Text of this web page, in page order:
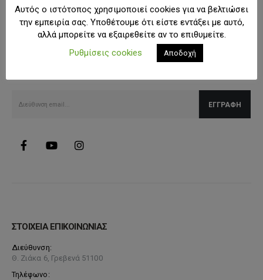
Λάβετε όλες τις τελευταίες πληροφορίες για εκπτώσεις και
ΣΤΟΙΧΕΙΑ ΕΠΙΚΟΙΝΩΝΙΑΣ
Διεύθυνση:
Θ. Ζιάκα 6, Γρεβενά 51100
Τηλέφωνο:
Αυτός ο ιστότοπος χρησιμοποιεί cookies για να βελτιώσει
την εμπειρία σας. Υποθέτουμε ότι είστε εντάξει με αυτό,
αλλά μπορείτε να εξαιρεθείτε αν το επιθυμείτε.
Ρυθμίσεις cookies
Αποδοχή